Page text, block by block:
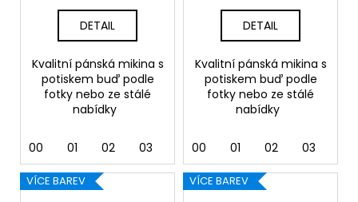
DETAIL
Kvalitní pánská mikina s
potiskem buď podle
fotky nebo ze stálé
nabídky
00 01 02 03 06 07
DETAIL
Kvalitní pánská mikina s
potiskem buď podle
fotky nebo ze stálé
nabídky
00 01 02 03
VÍCE BAREV VÍCE BAREV